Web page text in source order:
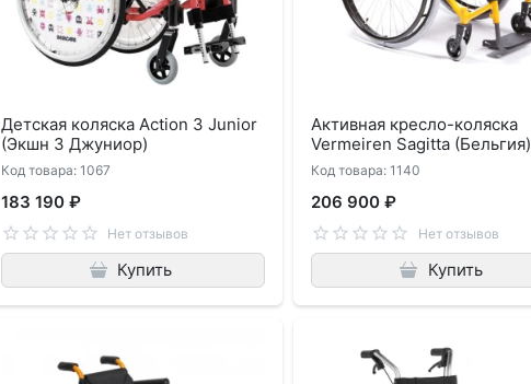
Детская коляска Action 3 Junior
(Экшн 3 Джуниор)
Код товара: 1067
183 190 ₽
Нет отзывов
Купить
Активная кресло-коляска
Vermeiren Sagitta (Бельгия)
Код товара: 1140
206 900 ₽
Нет отзывов
Купить